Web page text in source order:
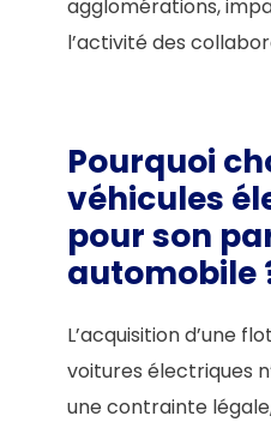
agglomérations,
l’activité des
Pourquoi
véhicules
pour son
automobile
L’acquisition d’une
voitures électriques
une contrainte